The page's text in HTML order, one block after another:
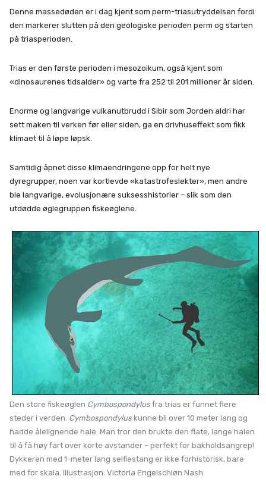
Denne massedøden er i dag kjent som perm-triasutryddelsen fordi
den markerer slutten på den geologiske perioden perm og starten
på triasperioden.
Trias er den første perioden i mesozoikum, også kjent som
«dinosaurenes tidsalder» og varte fra 252 til 201 millioner år siden.
Enorme og langvarige vulkanutbrudd i Sibir som Jorden aldri har
sett maken til verken før eller siden, ga en drivhuseffekt som fikk
klimaet til å løpe løpsk.
Samtidig åpnet disse klimaendringene opp for helt nye
dyregrupper, noen var kortlevde «katastrofeslekter», men andre
ble langvarige, evolusjonære suksesshistorier – slik som den
utdødde øglegruppen fiskeøglene.
Den store fiskeøglen Cymbospondylus fra trias er funnet flere
steder i verden. Cymbospondylus kunne bli over 10 meter lang og
hadde ålelignende hale. Man tror den brukte den flate, lange halen
til å få høy fart over korte avstander – perfekt for bakholdsangrep!
Dykkeren med 1-meter lang selfiestang er ikke forhistorisk, bare
med for skala. Illustrasjon: Victoria Engelschiøn Nash.